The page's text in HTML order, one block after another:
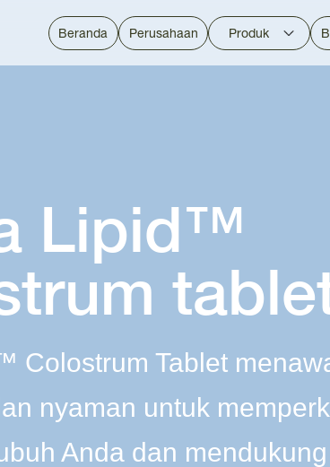
Lipid™
Colostrum Tablet
nyaman untuk
Anda dan
Beranda Perusahaan Produk